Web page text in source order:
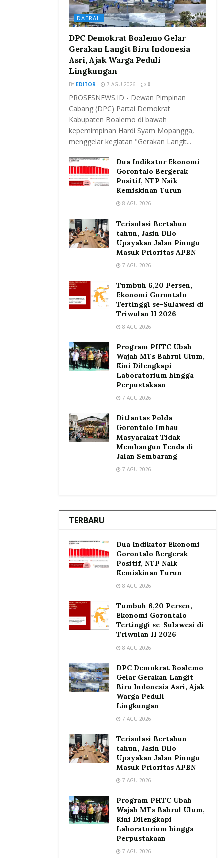
DAERAH
DPC Demokrat Boalemo Gelar
Gerakan Langit Biru Indonesia
Asri, Ajak Warga Peduli
Lingkungan
BY EDITOR 7 AGU 2026 0
PROSESNEWS.ID - Dewan Pimpinan
Cabang (DPC) Partai Demokrat
Kabupaten Boalemo di bawah
kepemimpinan Hardi Syam Mopangga,
menggelar kegiatan "Gerakan Langit...
Dua Indikator Ekonomi
Gorontalo Bergerak
Positif, NTP Naik
Kemiskinan Turun
8 AGU 2026
Terisolasi Bertahun-
tahun, Jasin Dilo
Upayakan Jalan Pinogu
Masuk Prioritas APBN
7 AGU 2026
Tumbuh 6,20 Persen,
Ekonomi Gorontalo
Tertinggi se-Sulawesi di
Triwulan II 2026
8 AGU 2026
Program PHTC Ubah
Wajah MTs Bahrul Ulum,
Kini Dilengkapi
Laboratorium hingga
Perpustakaan
7 AGU 2026
Ditlantas Polda
Gorontalo Imbau
Masyarakat Tidak
Membangun Tenda di
Jalan Sembarang
7 AGU 2026
TERBARU
Dua Indikator Ekonomi
Gorontalo Bergerak
Positif, NTP Naik
Kemiskinan Turun
8 AGU 2026
Tumbuh 6,20 Persen,
Ekonomi Gorontalo
Tertinggi se-Sulawesi di
Triwulan II 2026
8 AGU 2026
DPC Demokrat Boalemo
Gelar Gerakan Langit
Biru Indonesia Asri, Ajak
Warga Peduli
Lingkungan
7 AGU 2026
Terisolasi Bertahun-
tahun, Jasin Dilo
Upayakan Jalan Pinogu
Masuk Prioritas APBN
7 AGU 2026
Program PHTC Ubah
Wajah MTs Bahrul Ulum,
Kini Dilengkapi
Laboratorium hingga
Perpustakaan
7 AGU 2026